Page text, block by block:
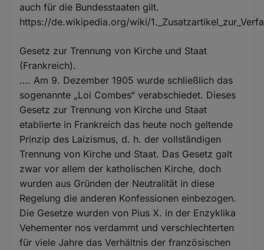
auch für die Bundesstaaten gilt.
https://de.wikipedia.org/wiki/
Gesetz zur Trennung von Kirche und Staat
(Frankreich).
…. Am 9. Dezember 1905 wurde schließlich das
sogenannte „Loi Combes“ verabschiedet. Dieses
Gesetz zur Trennung von Kirche und Staat
etablierte in Frankreich das heute noch geltende
Prinzip des Laizismus, d. h. der vollständigen
Trennung von Kirche und Staat. Das Gesetz galt
zwar vor allem der katholischen Kirche, doch
wurden aus Gründen der Neutralität in diese
Regelung die anderen Konfessionen einbezogen.
Die Gesetze wurden von Pius X. in der Enzyklika
Vehementer nos verdammt und verschlechterten
für viele Jahre das Verhältnis der französischen